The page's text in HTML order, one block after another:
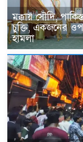
মক্কায় সৌদি,
চুক্তি, একজনের
হামলা